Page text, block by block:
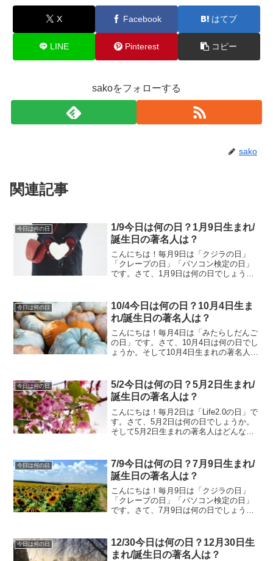
X Facebook はてブ
LINE Pinterest コピー
sakoをフォローする
sako
関連記事
今日は何の日
1/9今日は何の日？1月9日生まれ/
誕生日の著名人は？
こんにちは！毎月9日は「クジラの日」
「クレープの日」「パソコン検定の日」
です。さて、1月9日は何の日でしょう
日？1月9日生まれ/誕生日の著名人は？1
月9日は何の日...
今日は何の日
10/4今日は何の日？10月4日生ま
れ/誕生日の著名人は？
こんにちは！毎月4日は「みたらしだんご
の日」です。さて、10月4日は何の日でし
ょうか。そして10月4日生まれの著名人は
人は？10月4日は何の日？ 都市景観の日
「...
今日は何の日
5/2今日は何の日？5月2日生まれ/
誕生日の著名人は？
こんにちは！毎月2日は「Life2.0の日」で
す。さて、5月2日は何の日でしょうか。
そして5月2日生まれの著名人はどんな人
は何の日？郵便貯金の日（郵便貯金創
業...
今日は何の日
7/9今日は何の日？7月9日生まれ/
誕生日の著名人は？
こんにちは！毎月9日は「クジラの日」
「クレープの日」「パソコン検定の日」
です。さて、7月9日は何の日でしょう
日？7月9日生まれ/誕生日の著名人は？7
月9日は何の日...
今日は何の日
12/30今日は何の日？12月30日生
まれ/誕生日の著名人は？